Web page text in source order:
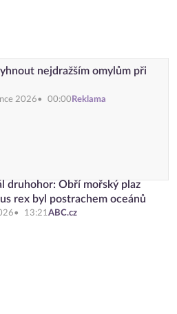
nejdražším omylům při
2026 00:00 Reklama
druhohor: Obří mořský plaz
rex byl postrachem oceánů
13:21ABC.cz